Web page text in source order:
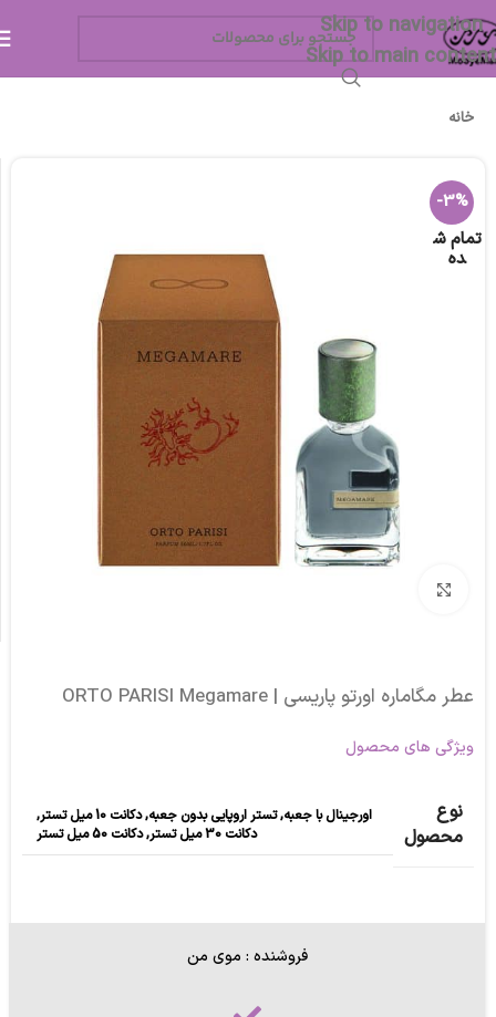
Skip to navigation
Skip to main content
خانه
-3%
تمام ش
ده
عطر مگاماره اورتو پاریسی | ORTO PARISI Megamare
ویژگی های محصول
نوع
محصول
اورجینال با جعبه,تستر اروپایی بدون جعبه,دکانت 10 میل تستر
,
دکانت 30 میل تستر
,دکانت 50 میل تستر
فروشنده : موی من